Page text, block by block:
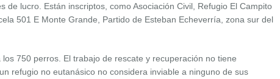
de lucro. Están inscriptos, como Asociación Civil, Refugio El Campito
501 E Monte Grande, Partido de Esteban Echeverría, zona sur del
750 perros. El trabajo de rescate y recuperación no tiene
refugio no eutanásico no considera inviable a ninguno de sus